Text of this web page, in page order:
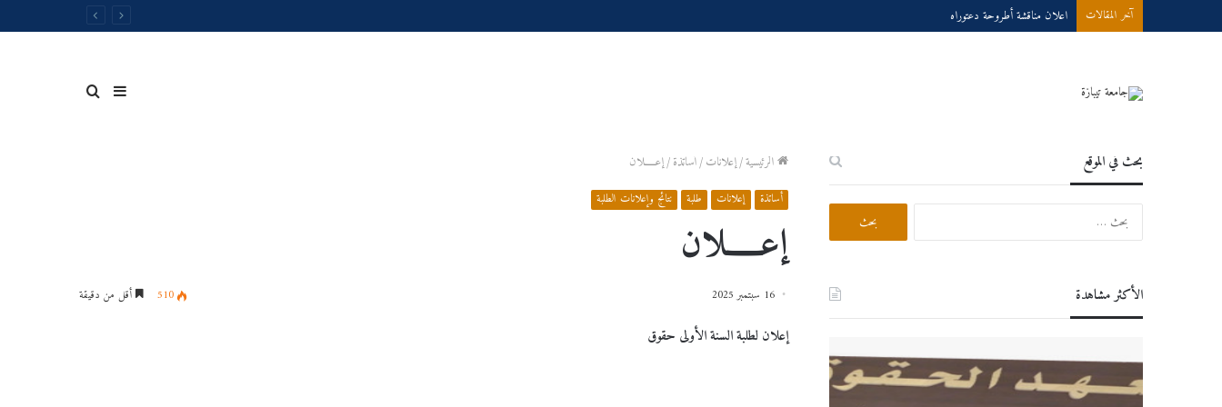
آخر المقالات اعلان مناقشة أطروحة دعتوراه
بحثإضافة
الرئيسية/إعلانات/أساتذة/إعـــــلان
أساتذة إعلانات طلبة نتائج وإعلانات الطلبة
إعـــــلان
16 سبتمبر 2025 510 أقل من دقيقة
إعلان لطلبة السنة الأولى حقوق
بحث في الموقع
البحث
الأكثر مشاهدة
هام
لطلبة
عبر
الخط